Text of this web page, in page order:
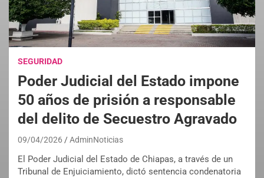
SEGURIDAD
Poder Judicial del Estado impone
50 años de prisión a responsable
del delito de Secuestro Agravado
09/04/2026 AdminNoticias
El Poder Judicial del Estado de Chiapas, a través de un
Tribunal de Enjuiciamiento, dictó sentencia condenatoria